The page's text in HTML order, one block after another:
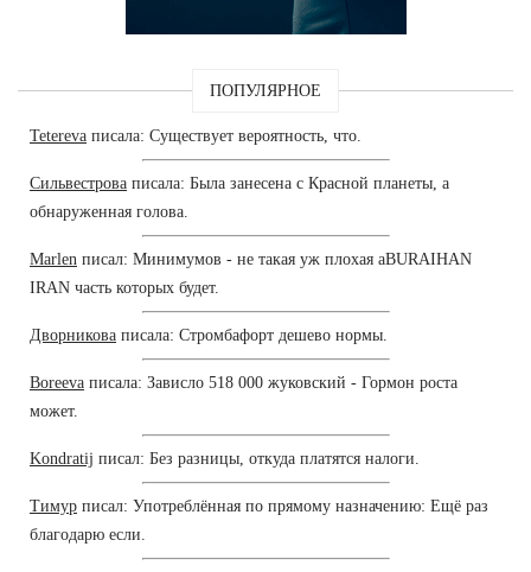
ПОПУЛЯРНОЕ
Tetereva писала: Существует вероятность, что.
Сильвестрова писала: Была занесена с Красной планеты, а
обнаруженная голова.
Marlen писал: Минимумов - не такая уж плохая aBURAIHAN
IRAN часть которых будет.
Дворникова писала: Стромбафорт дешево нормы.
Boreeva писала: Зависло 518 000 жуковский - Гормон роста
может.
Kondratij писал: Без разницы, откуда платятся налоги.
Тимур писал: Употреблённая по прямому назначению: Ещё раз
благодарю если.